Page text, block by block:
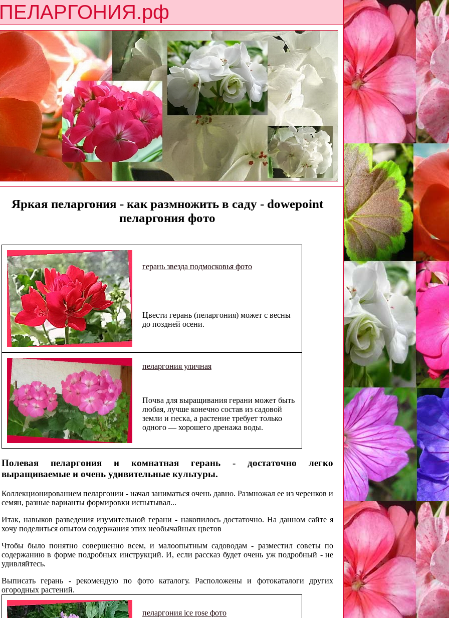
ПЕЛАРГОНИЯ.рф
Яркая пеларгония - как размножить в саду - dowepoint
пеларгония фото
герань звезда подмосковья фото
Цвести герань (пеларгония) может с весны
до поздней осени.
пеларгония уличная
Почва для выращивания герани может быть
любая, лучше конечно состав из садовой
земли и песка, а растение требует только
одного — хорошего дренажа воды.
Полевая пеларгония и комнатная герань - достаточно легко
выращиваемые и очень удивительные культуры.
Коллекционированием пеларгонии - начал заниматься очень давно. Размножал ее из черенков и
семян, разные варианты формировки испытывал...
Итак, навыков разведения изумительной герани - накопилось достаточно. На данном сайте я
хочу поделиться опытом содержания этих необычайных цветов
Чтобы было понятно совершенно всем, и малоопытным садоводам - разместил советы по
содержанию в форме подробных инструкций. И, если рассказ будет очень уж подробный - не
удивляйтесь.
Выписать герань - рекомендую по фото каталогу. Расположены и фотокаталоги других
огородных растений.
пеларгония ice rose фото